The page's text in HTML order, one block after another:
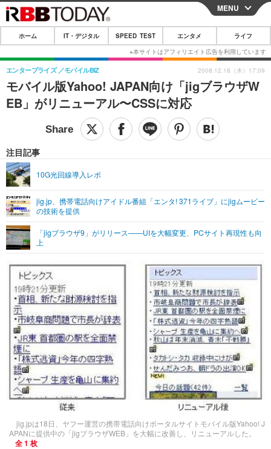
CLOSE
ホーム
IT・デジタル
IT・デジタルTOP スマートフォン
ショッピング その他
SPEED TEST
エンタメTOP 映画・ドラマ
グラビア
ショッピング その他
ライフTOP
その他
リリース一覧
プッシュ通知の停止方法
MENU
ホーム IT・デジタル SPEED TEST エンタメ ライフ
モバイル版Yahoo! JAPAN向け「jigブラウザW
EB」がリニューアル〜CSSに対応
エンタープライズ モバイルBIZ
注目記事
10G光回線導入レポ
jig.jp、携帯電話向けアイドル番組「エンタ! 371ライブ」にjigムービー
の技術を提供
「jigブラウザ9」がリリース——UIを大幅変更、PCサイト再現性も向
上
2008.12.18（木）17:09
jig.jpは18日、ヤフー運営の携帯電話向けポータルサイトモバイル版Yahoo! J
APANに提供中の「jigブラウザWEB」を大幅に改善し、リニューアルした。
全 1 枚